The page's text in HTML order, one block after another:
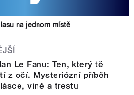
na jednom místě
Le Fanu: Ten, který tě
z očí. Mysteriózní příběh
vině a trestu